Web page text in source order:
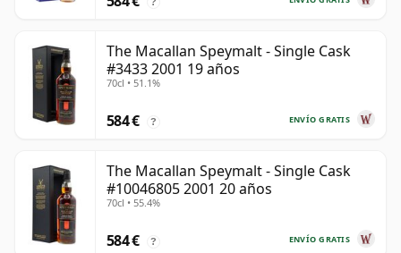
The Macallan Speymalt - Single Cask
#3433 2001 19 años
70cl • 51.1%
ENVÍO GRATIS
584 € ?
The Macallan Speymalt - Single Cask
#10046805 2001 20 años
70cl • 55.4%
ENVÍO GRATIS
584 € ?